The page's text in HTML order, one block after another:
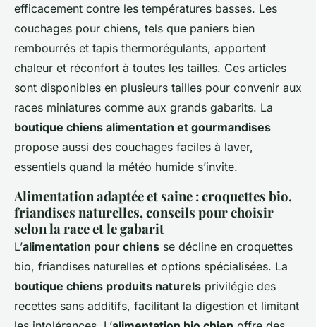
efficacement contre les températures basses. Les
couchages pour chiens, tels que paniers bien
rembourrés et tapis thermorégulants, apportent
chaleur et réconfort à toutes les tailles. Ces articles
sont disponibles en plusieurs tailles pour convenir aux
races miniatures comme aux grands gabarits. La
boutique chiens alimentation et gourmandises
propose aussi des couchages faciles à laver,
essentiels quand la météo humide s’invite.
Alimentation adaptée et saine : croquettes bio,
friandises naturelles, conseils pour choisir
selon la race et le gabarit
L’alimentation pour chiens se décline en croquettes
bio, friandises naturelles et options spécialisées. La
boutique chiens produits naturels privilégie des
recettes sans additifs, facilitant la digestion et limitant